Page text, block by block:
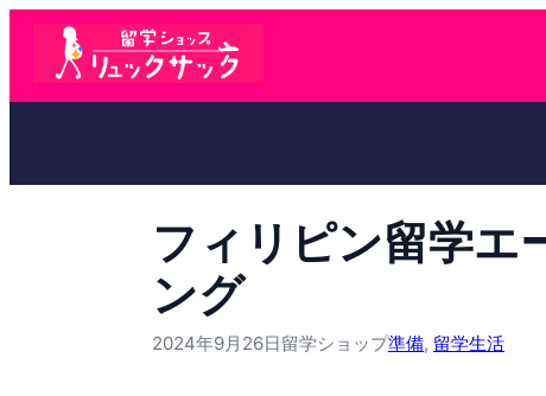
フィリピン留学
ング
2024年9月26日留学ショップ準備, 留学生活